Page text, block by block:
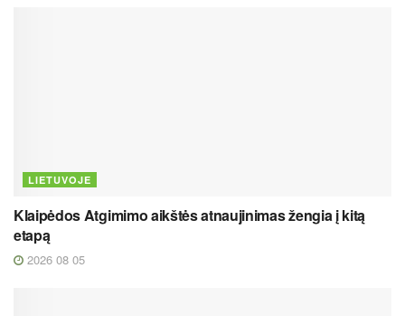
LIETUVOJE
Klaipėdos Atgimimo aikštės atnaujinimas žengia į kitą
etapą
2026 08 05